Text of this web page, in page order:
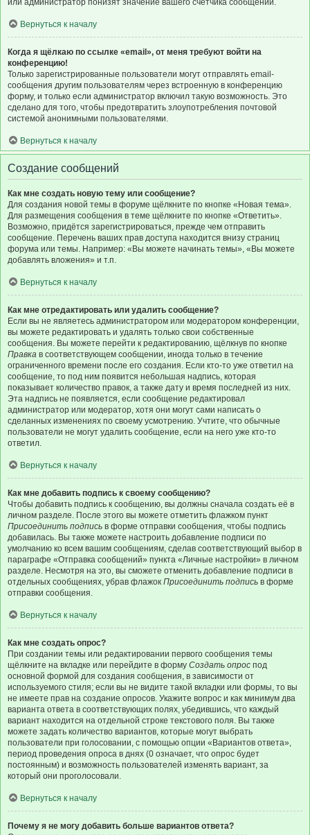
или администратор понизят значение вашего счётчика сообщений.
Вернуться к началу
Когда я щёлкаю по ссылке «email», от меня требуют войти на
конференцию!
Только зарегистрированные пользователи могут отправлять email-
сообщения другим пользователям через встроенную в конференцию
форму, и только если администратор включил такую возможность. Это
сделано для того, чтобы предотвратить злоупотребления почтовой
системой анонимными пользователями.
Вернуться к началу
Создание сообщений
Как мне создать новую тему или сообщение?
Для создания новой темы в форуме щёлкните по кнопке «Новая тема».
Для размещения сообщения в теме щёлкните по кнопке «Ответить».
Возможно, придётся зарегистрироваться, прежде чем отправить
сообщение. Перечень ваших прав доступа находится внизу страниц
форума или темы. Например: «Вы можете начинать темы», «Вы можете
добавлять вложения» и т.п.
Вернуться к началу
Как мне отредактировать или удалить сообщение?
Если вы не являетесь администратором или модератором конференции,
вы можете редактировать и удалять только свои собственные
сообщения. Вы можете перейти к редактированию, щёлкнув по кнопке
Правка в соответствующем сообщении, иногда только в течение
ограниченного времени после его создания. Если кто-то уже ответил на
сообщение, то под ним появится небольшая надпись, которая
показывает количество правок, а также дату и время последней из них.
Эта надпись не появляется, если сообщение редактировал
администратор или модератор, хотя они могут сами написать о
сделанных изменениях по своему усмотрению. Учтите, что обычные
пользователи не могут удалить сообщение, если на него уже кто-то
ответил.
Вернуться к началу
Как мне добавить подпись к своему сообщению?
Чтобы добавить подпись к сообщению, вы должны сначала создать её в
личном разделе. После этого вы можете отметить флажком пункт
Присоединить подпись в форме отправки сообщения, чтобы подпись
добавилась. Вы также можете настроить добавление подписи по
умолчанию ко всем вашим сообщениям, сделав соответствующий выбор в
параграфе «Отправка сообщений» пункта «Личные настройки» в личном
разделе. Несмотря на это, вы сможете отменить добавление подписи в
отдельных сообщениях, убрав флажок Присоединить подпись в форме
отправки сообщения.
Вернуться к началу
Как мне создать опрос?
При создании темы или редактировании первого сообщения темы
щёлкните на вкладке или перейдите в форму Создать опрос под
основной формой для создания сообщения, в зависимости от
используемого стиля; если вы не видите такой вкладки или формы, то вы
не имеете прав на создание опросов. Укажите вопрос и как минимум два
варианта ответа в соответствующих полях, убедившись, что каждый
вариант находится на отдельной строке текстового поля. Вы также
можете задать количество вариантов, которые могут выбрать
пользователи при голосовании, с помощью опции «Вариантов ответа»,
период проведения опроса в днях (0 означает, что опрос будет
постоянным) и возможность пользователей изменять вариант, за
который они проголосовали.
Вернуться к началу
Почему я не могу добавить больше вариантов ответа?